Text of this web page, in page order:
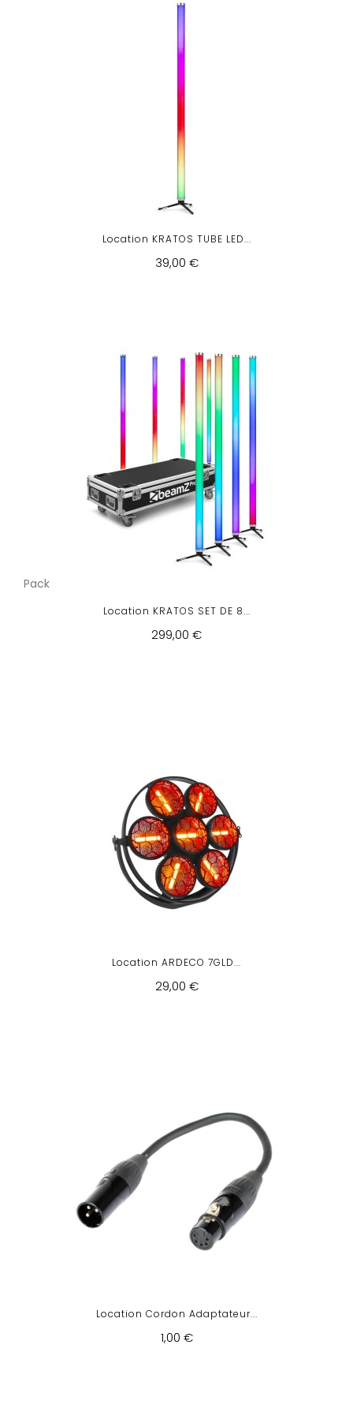
Location KRATOS TUBE LED...
39,00 €
Pack
Location KRATOS SET DE 8...
299,00 €
Location ARDECO 7GLD...
29,00 €
Location Cordon Adaptateur...
1,00 €